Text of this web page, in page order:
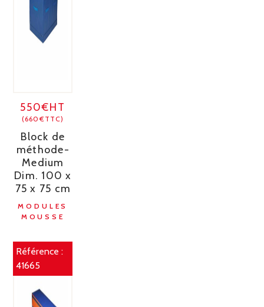
550€HT
(660€TTC)
Block de
méthode-
Medium
Dim. 100 x
75 x 75 cm
MODULES
MOUSSE
Référence :
41665